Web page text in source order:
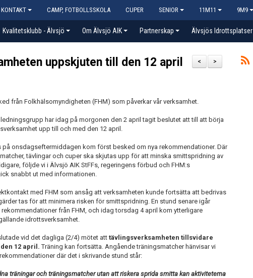
KONTAKT CAMP, FOTBOLLSSKOLA CUPER SENIOR 11M11 9M9
Kvalitetsklubb - Älvsjö Om Älvsjö AIK Partnerskap Älvsjös Idrottsplatser
>
<
uppskjuten till den 12 april
från Folkhälsomyndigheten (FHM) som påverkar vår verksamhet.
har idag på morgonen den 2 april tagit beslutet att till att börja
upp till och med den 12 april.
på onsdagseftermiddagen kom först besked om nya rekommendationer. Där
tävlingar och cuper ska skjutas upp för att minska smittspridning av
följde vi i Älvsjö AIK StFFs, regeringens förbud och FHM:s
snabbt ut med informationen.
med FHM som ansåg att verksamheten kunde fortsätta att bedrivas
tas för att minimera risken för smittspridning. En stund senare igår
från FHM, och idag torsdag 4 april kom ytterligare
idrottsverksamhet.
vid det dagliga (2/4) mötet att tävlingsverksamheten tillsvidare
12 april.Träning kan fortsätta. Angående träningsmatcher hänvisar vi
där det i skrivande stund står:
träningar och träningsmatcher utan att riskera sprida smitta kan aktiviteterna